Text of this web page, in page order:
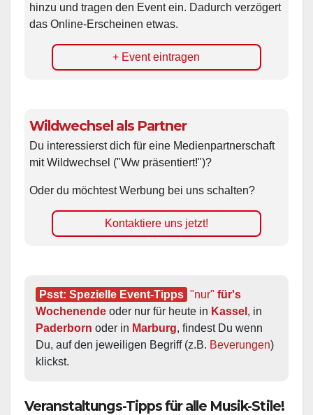
hinzu und tragen den Event ein. Dadurch verzögert
das Online-Erscheinen etwas.
+ Event eintragen
Wildwechsel als Partner
Du interessierst dich für eine Medienpartnerschaft
mit Wildwechsel ("Ww präsentiert!")?
Oder du möchtest Werbung bei uns schalten?
Kontaktiere uns jetzt!
Psst: Spezielle Event-Tipps "nur" für's
Wochenende oder nur für heute in Kassel
Paderborn oder in Marburg, findest Du wenn
Du, auf den jeweiligen Begriff (z.B. Beverungen)
klickst.
Veranstaltungs-Tipps für alle Musik-Stile!